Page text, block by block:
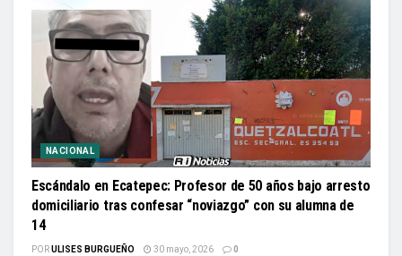
NACIONAL
Escándalo en Ecatepec: Profesor de 50 años bajo arresto
domiciliario tras confesar “noviazgo” con su alumna de
14
PORULISES BURGUEÑO 30 mayo, 2026 0